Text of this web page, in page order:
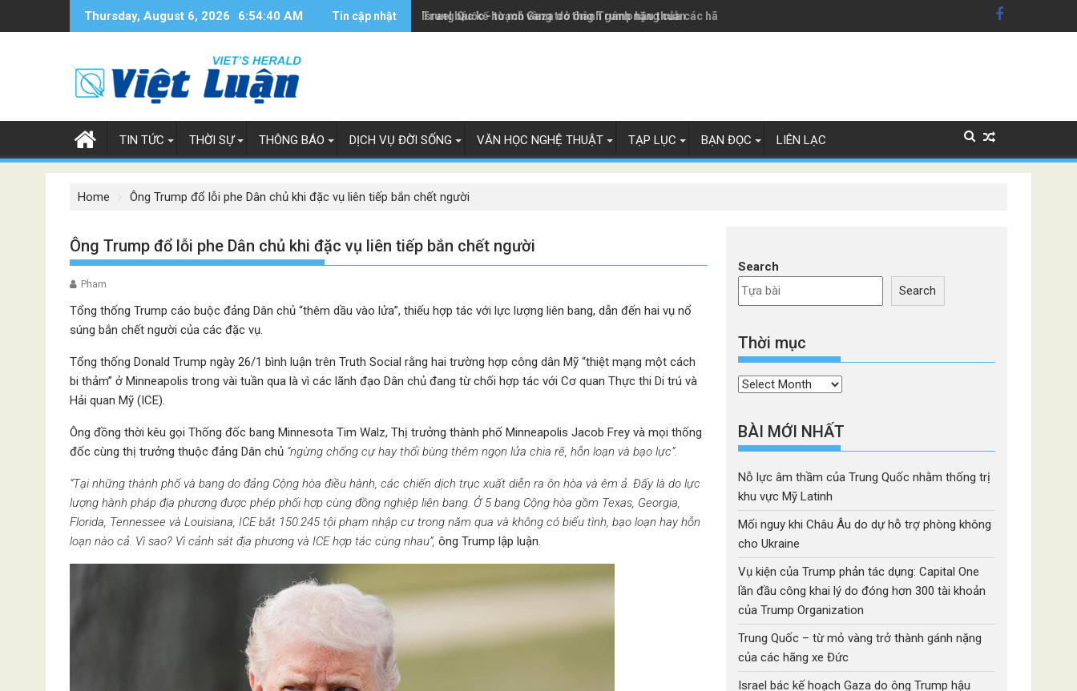
Thursday, August 6, 2026 6:54:41 AM Tin cập nhật Trung Quốc - từ mỏ vàng trở thành gánh nặng của các hãng xe Đức
Israel bác kế hoạch Gaza do ông Trump hậu thuẫn
TIN TỨC THỜI SỰ THÔNG BÁO DỊCH VỤ ĐỜI SỐNG VĂN HỌC NGHỆ THUẬT TẠP LỤC BẠN ĐỌC LIÊN LẠC
Home Ông Trump đổ lỗi phe Dân chủ khi đặc vụ liên tiếp bắn chết người
Ông Trump đổ lỗi phe Dân chủ khi đặc vụ liên tiếp bắn chết người
Pham
Tổng thống Trump cáo buộc đảng Dân chủ “thêm dầu vào lửa”, thiếu hợp tác với lực lượng liên bang, dẫn đến hai vụ nổ
súng bắn chết người của các đặc vụ.
Tổng thống Donald Trump ngày 26/1 bình luận trên Truth Social rằng hai trường hợp công dân Mỹ “thiệt mạng một cách
bi thảm” ở Minneapolis trong vài tuần qua là vì các lãnh đạo Dân chủ đang từ chối hợp tác với Cơ quan Thực thi Di trú và
Hải quan Mỹ (ICE).
Ông đồng thời kêu gọi Thống đốc bang Minnesota Tim Walz, Thị trưởng thành phố Minneapolis Jacob Frey và mọi thống
đốc cùng thị trưởng thuộc đảng Dân chủ “ngừng chống cự hay thổi bùng thêm ngọn lửa chia rẽ, hỗn loạn và bạo lực”.
“Tại những thành phố và bang do đảng Cộng hòa điều hành, các chiến dịch trục xuất diễn ra ôn hòa và êm ả. Đấy là do lực
lượng hành pháp địa phương được phép phối hợp cùng đồng nghiệp liên bang. Ở 5 bang Cộng hòa gồm Texas, Georgia,
Florida, Tennessee và Louisiana, ICE bắt 150.245 tội phạm nhập cư trong năm qua và không có biểu tình, bạo loạn hay hỗn
loạn nào cả. Vì sao? Vì cảnh sát địa phương và ICE hợp tác cùng nhau”, ông Trump lập luận.
Search
Search
Thời mục
Thời
BÀI MỚI NHẤT
Nỗ lực âm thầm của Trung Quốc nhằm thống trị
khu vực Mỹ Latinh
Mối nguy khi Châu Âu do dự hỗ trợ phòng không
cho Ukraine
Vụ kiện của Trump phản tác dụng: Capital One
lần đầu công khai lý do đóng hơn 300 tài khoản
của Trump Organization
Trung Quốc – từ mỏ vàng trở thành gánh nặng
của các hãng xe Đức
Israel bác kế hoạch Gaza do ông Trump hậu